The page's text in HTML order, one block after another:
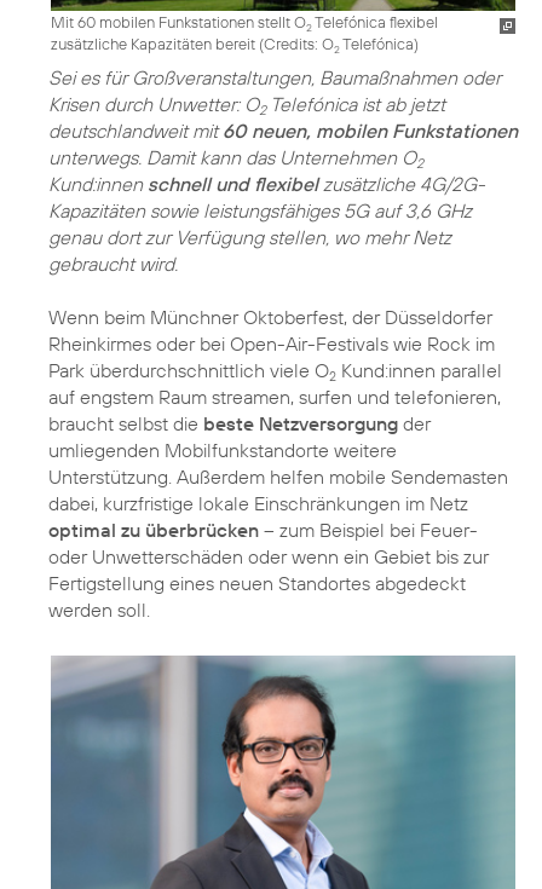
Mit 60 mobilen Funkstationen stellt O2Telefónica flexibel
zusätzliche Kapazitäten bereit (Credits: O2Telefónica)
Sei es für Großveranstaltungen, Baumaßnahmen oder
Krisen durch Unwetter: O2Telefónica ist ab jetzt
deutschlandweit mit60 neuen, mobilen Funkstationen
unterwegs. Damit kann das Unternehmen O2
Kund:innen schnell und flexibelzusätzliche 4G/2G-
Kapazitäten sowie leistungsfähiges 5G auf 3,6 GHz
genau dort zur Verfügung stellen, wo mehr Netz
gebraucht wird.
Wenn beim Münchner Oktoberfest, der Düsseldorfer
Rheinkirmes oder bei Open-Air-Festivals wie Rock im
Park überdurchschnittlich viele O2 Kund:innen parallel
auf engstem Raum streamen, surfen und telefonieren,
braucht selbst die beste Netzversorgung der
umliegenden Mobilfunkstandorte weitere
Unterstützung. Außerdem helfen mobile Sendemasten
dabei, kurzfristige lokale Einschränkungen im Netz
optimal zu überbrücken – zum Beispiel bei Feuer-
oder Unwetterschäden oder wenn ein Gebiet bis zur
Fertigstellung eines neuen Standortes abgedeckt
werden soll.